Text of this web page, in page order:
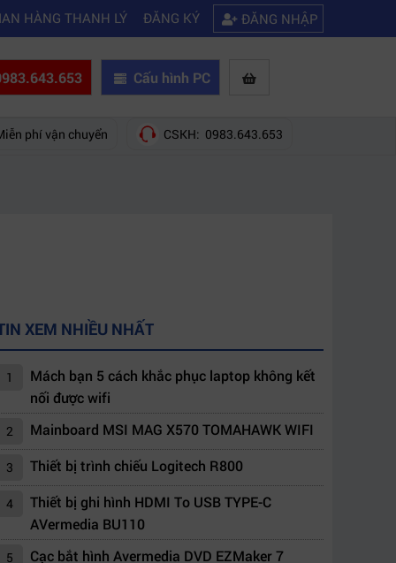
nào?|Mách bạn 5 cách khắc phục laptop không kết nối được wifi
HÀNG THANH LÝ ĐĂNG KÝ ĐĂNG NHẬP
Cấu hình PC
phí vận chuyển CSKH: 0983.643.653
XEM NHIỀU NHẤT
1
Mách bạn 5 cách khắc phục laptop không kết
nối được wifi
2 Mainboard MSI MAG X570 TOMAHAWK WIFI
3 Thiết bị trình chiếu Logitech R800
4
Thiết bị ghi hình HDMI To USB TYPE-C
AVermedia BU110
5
Cạc bắt hình Avermedia DVD EZMaker 7